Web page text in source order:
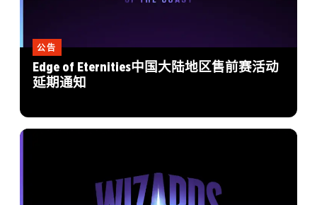
公告
Edge of Eternities中国大陆地区售前赛活动
延期通知